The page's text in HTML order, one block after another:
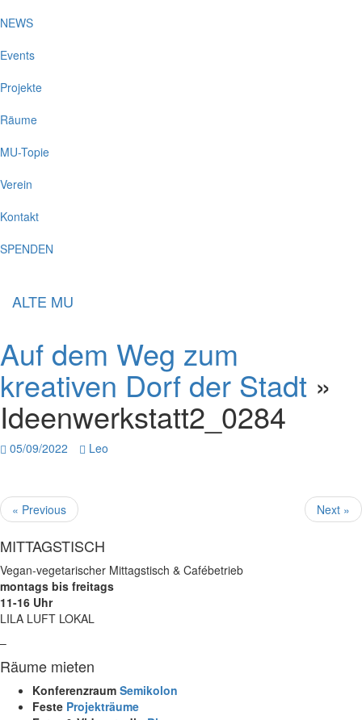
NEWS
Events
Projekte
Räume
MU-Topie
Verein
Kontakt
SPENDEN
ALTE MU
Auf dem Weg zum
kreativen Dorf der Stadt »
Ideenwerkstatt2_0284
05/09/2022 Leo
« Previous Next »
MITTAGSTISCH
Vegan-vegetarischer Mittagstisch & Cafébetrieb
montags bis freitags
11-16 Uhr
LILA LUFT LOKAL
–
Räume mieten
Konferenzraum Semikolon
Feste Projekträume